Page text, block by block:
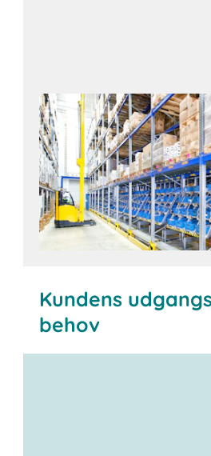
Kundens
behov